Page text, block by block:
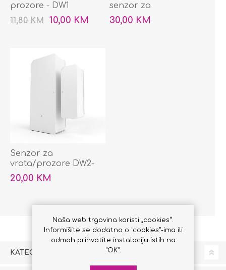
prozore - DW1
11,80 KM
10,00 KM
senzor za
vrata/prozor - SNZB-
04
30,00 KM
Senzor za
vrata/prozore DW2-
WiFi
20,00 KM
KATEGORIJE
Naša web trgovina koristi „cookies“.
Informišite se dodatno o "cookies"-ima ili
odmah prihvatite instalaciju istih na
"OK".